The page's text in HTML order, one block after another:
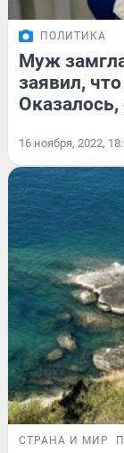
ПОЛИТИКА
Муж
заявил,
16 ноября, 2022,
СТРАНА И МИР